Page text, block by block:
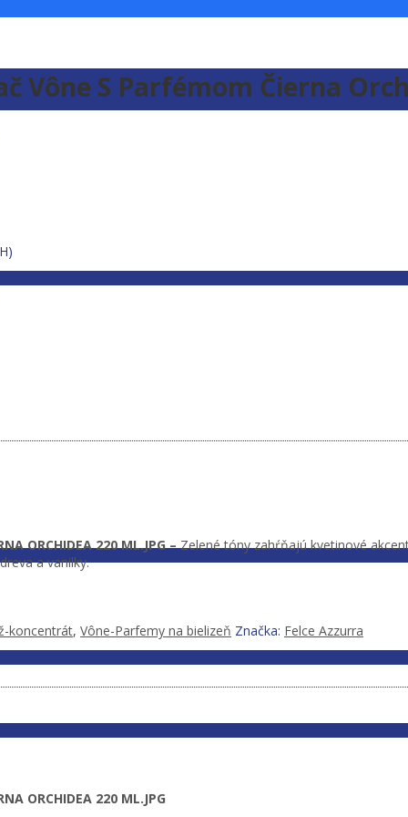
Vône S Parfémom Čierna
ORCHIDEA 220 ML.JPG –Zelené tóny zahŕňajú kvetinové
a vanilky.
koncentrát, Vône-Parfemy na bielizeň Značka: Felce Azzurra
ORCHIDEA 220 ML.JPG